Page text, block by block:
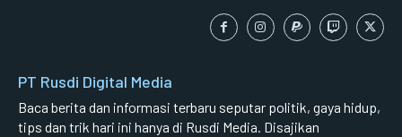
PT Rusdi Digital Media
Baca berita dan informasi terbaru seputar politik, gaya hidup,
tips dan trik hari ini hanya di Rusdi Media. Disajikan